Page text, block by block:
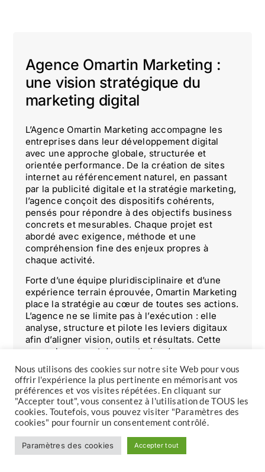
Agence Omartin Marketing :
une vision stratégique du
marketing digital
L’Agence Omartin Marketing accompagne les
entreprises dans leur développement digital
avec une approche globale, structurée et
orientée performance. De la création de sites
internet au référencement naturel, en passant
par la publicité digitale et la stratégie marketing,
l’agence conçoit des dispositifs cohérents,
pensés pour répondre à des objectifs business
concrets et mesurables. Chaque projet est
abordé avec exigence, méthode et une
compréhension fine des enjeux propres à
chaque activité.
Forte d’une équipe pluridisciplinaire et d’une
expérience terrain éprouvée, Omartin Marketing
place la stratégie au cœur de toutes ses actions.
L’agence ne se limite pas à l’exécution : elle
analyse, structure et pilote les leviers digitaux
afin d’aligner vision, outils et résultats. Cette
approche permet de construire des
écosystèmes digitaux durables, capables
d’évoluer avec les marchés, les usages et les
ambitions de ses clients.
À travers son blog, l’Agence Omartin Marketing
partage cette expertise sans filtre : analyses,
retours d’expérience, bonnes pratiques et
décryptages stratégiques. L’objectif est clair :
transmettre des connaissances utiles,
Nous utilisons des cookies sur notre site Web pour vous
offrir l'expérience la plus pertinente en mémorisant vos
préférences et vos visites répétées. En cliquant sur
"Accepter tout", vous consentez à l'utilisation de TOUS les
cookies. Toutefois, vous pouvez visiter "Paramètres des
cookies" pour fournir un consentement contrôlé.
Paramètres des cookies Accepter tout